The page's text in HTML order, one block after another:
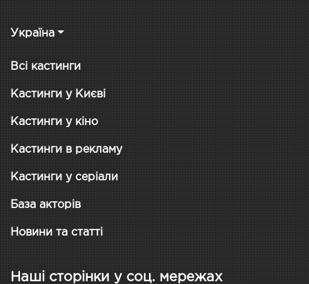
Україна
Всі кастинги
Кастинги у Києві
Кастинги у кіно
Кастинги в рекламу
Кастинги у серіали
База акторів
Новини та статті
Наші сторінки у соц. мережах